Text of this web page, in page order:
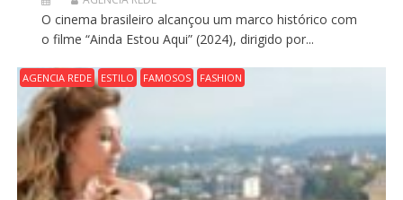
O cinema brasileiro alcançou um marco histórico com
o filme “Ainda Estou Aqui” (2024), dirigido por...
AGENCIA REDE ESTILO FAMOSOS FASHION